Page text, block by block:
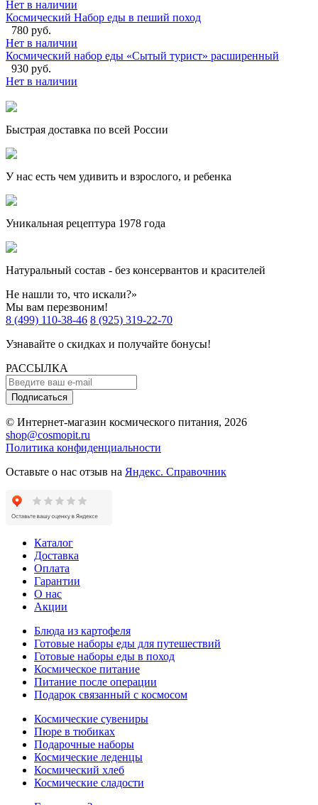
Нет в наличии
Космический Набор еды в пеший поход
780 руб.
Нет в наличии
Космический набор еды «Сытый турист» расширенный
930 руб.
Нет в наличии
Быстрая доставка по всей России
У нас есть чем удивить и взрослого, и ребенка
Уникальная рецептура 1978 года
Натуральный состав - без консервантов и красителей
Не нашли то, что искали?»
Мы вам перезвоним!
8 (499) 110-38-46 8 (925) 319-22-70
Узнавайте о скидках и получайте бонусы!
РАССЫЛКА
Подписаться
© Интернет-магазин космического питания, 2026
shop@cosmopit.ru
Политика конфиденциальности
Оставьте о нас отзыв на Яндекс. Справочник
Каталог
Доставка
Оплата
Гарантии
О нас
Акции
Блюда из картофеля
Готовые наборы еды для путешествий
Готовые наборы еды в поход
Космическое питание
Питание после операции
Подарок связанный с космосом
Космические сувениры
Пюре в тюбиках
Подарочные наборы
Космические леденцы
Космический хлеб
Космические сладости